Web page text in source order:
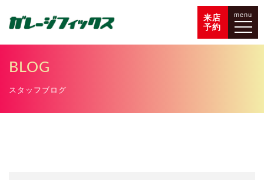
来店
予約
menu
BLOG
スタッフブログ